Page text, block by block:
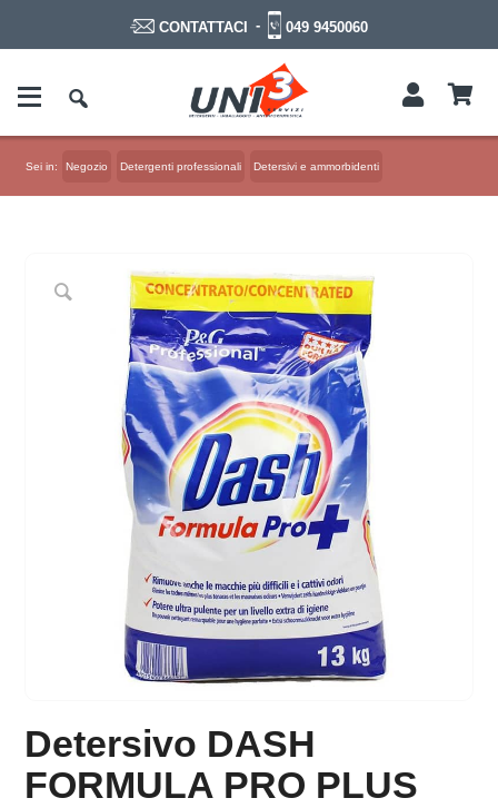
CONTATTACI - 049 9450060
Sei in: Negozio Detergenti professionali Detersivi e ammorbidenti
Detersivo DASH
FORMULA PRO PLUS